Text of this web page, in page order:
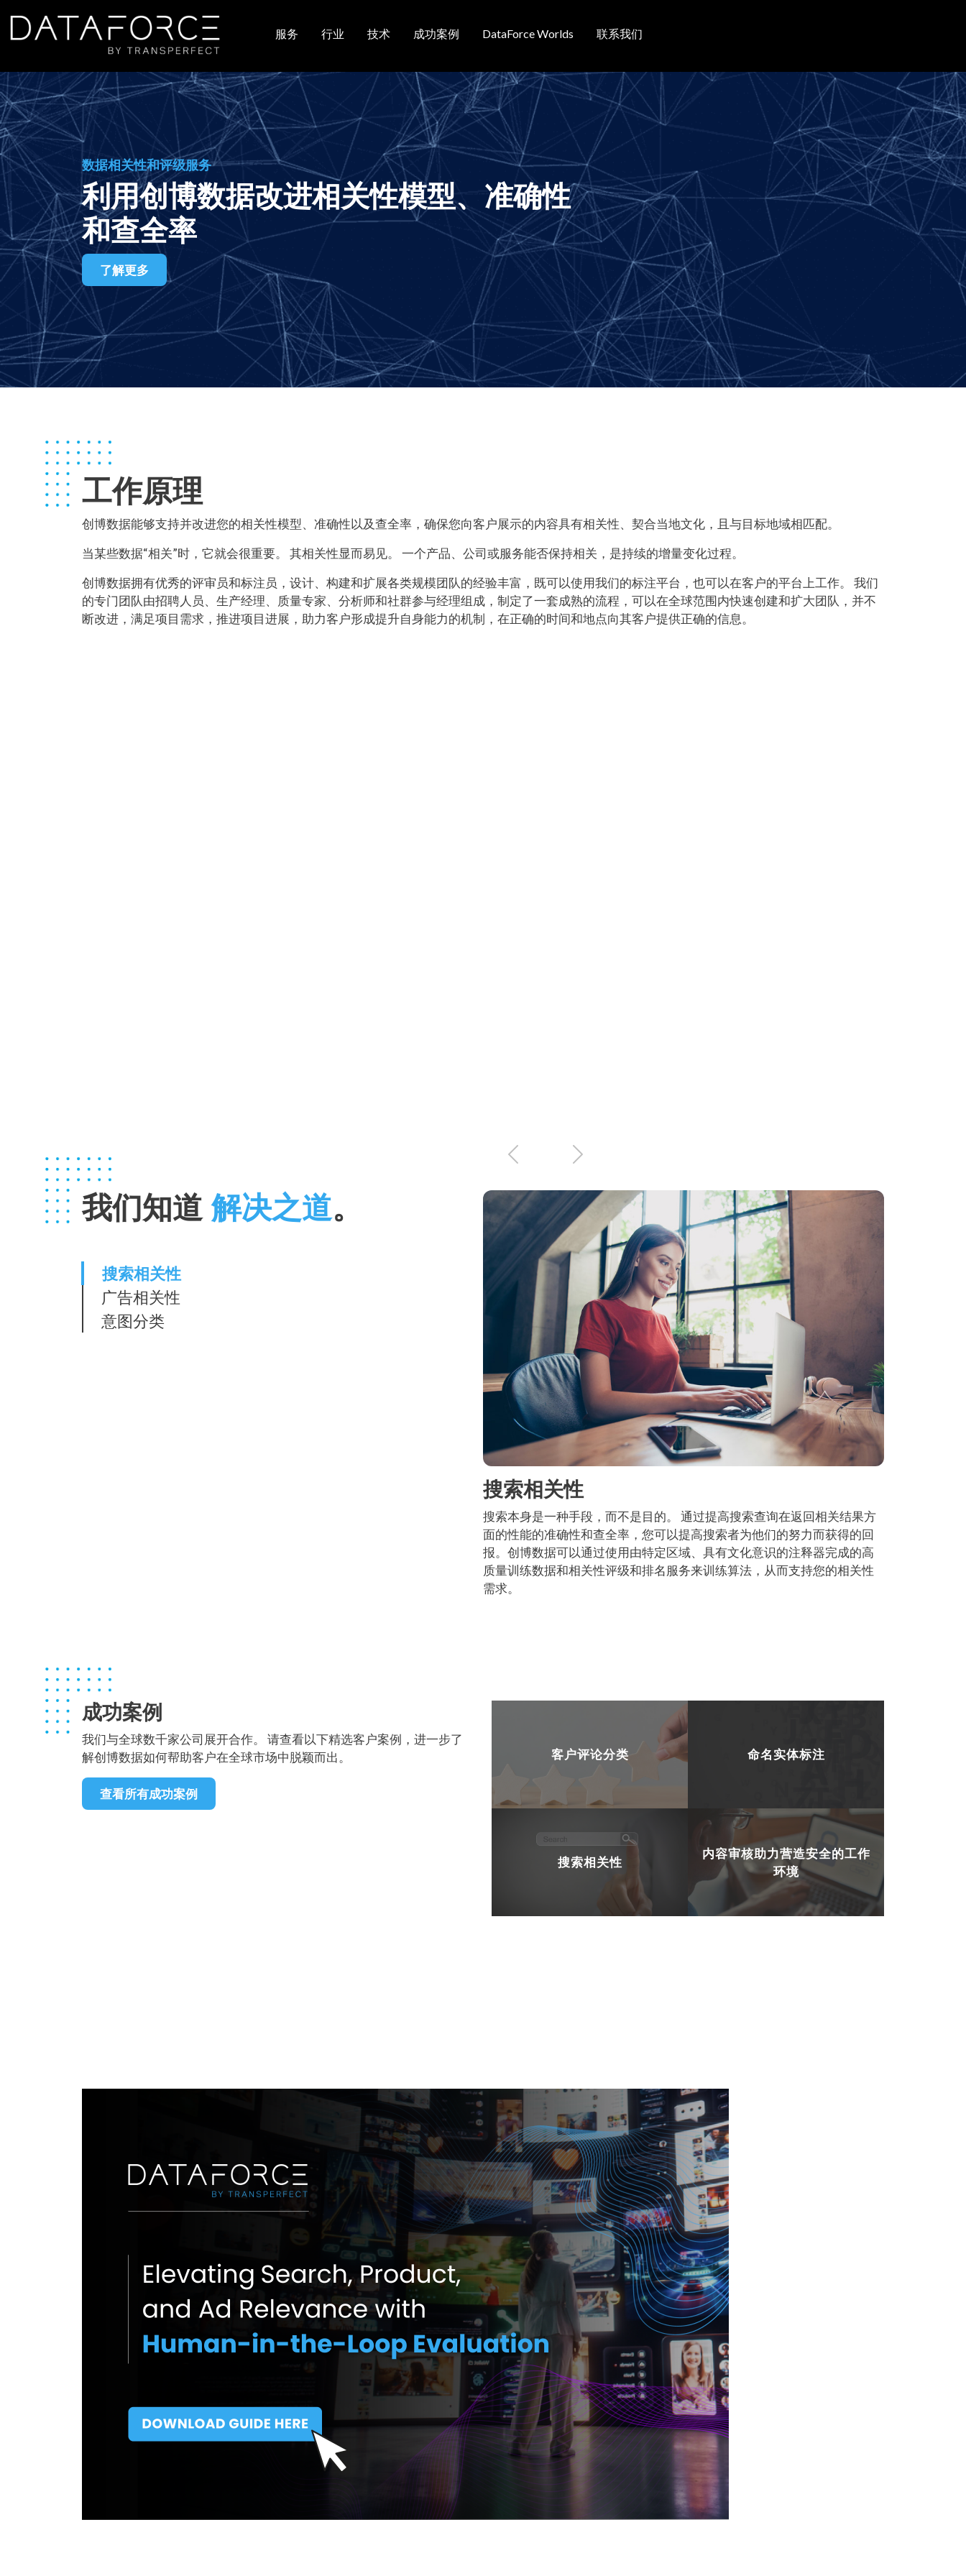
主导航
服务 行业 技术 成功案例 DataForce Worlds 联系我们
数据相关性和评级服务
利用创博数据改进相关性模型、准确性
和查全率
了解更多
工作原理
创博数据能够支持并改进您的相关性模型、准确性以及查全率，确保您向客户展示的内容具有相关性、契合当地文化，且与目标地域相匹配。
当某些数据“相关”时，它就会很重要。 其相关性显而易见。 一个产品、公司或服务能否保持相关，是持续的增量变化过程。
创博数据拥有优秀的评审员和标注员，设计、构建和扩展各类规模团队的经验丰富，既可以使用我们的标注平台，也可以在客户的平台上工作。 我们
的专门团队由招聘人员、生产经理、质量专家、分析师和社群参与经理组成，制定了一套成熟的流程，可以在全球范围内快速创建和扩大团队，并不
断改进，满足项目需求，推进项目进展，助力客户形成提升自身能力的机制，在正确的时间和地点向其客户提供正确的信息。
我们知道解决之道。
搜索相关性
广告相关性
意图分类
上
页
下
页
搜索相关性
搜索本身是一种手段，而不是目的。 通过提高搜索查询在返回相关结果方
面的性能的准确性和查全率，您可以提高搜索者为他们的努力而获得的回
报。创博数据可以通过使用由特定区域、具有文化意识的注释器完成的高
质量训练数据和相关性评级和排名服务来训练算法，从而支持您的相关性
需求。
成功案例
我们与全球数千家公司展开合作。 请查看以下精选客户案例，进一步了
解创博数据如何帮助客户在全球市场中脱颖而出。
查看所有成功案例
客户评论分类
搜索相关性
命名实体标注
内容审核助力营造安全的工作
环境